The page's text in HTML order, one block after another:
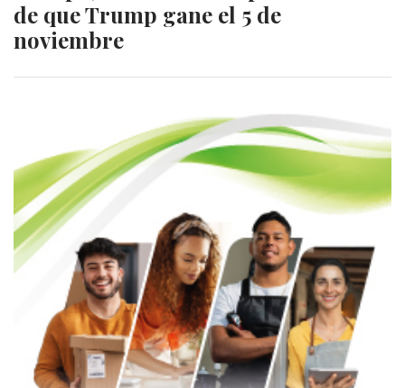
de que Trump gane el 5 de
noviembre